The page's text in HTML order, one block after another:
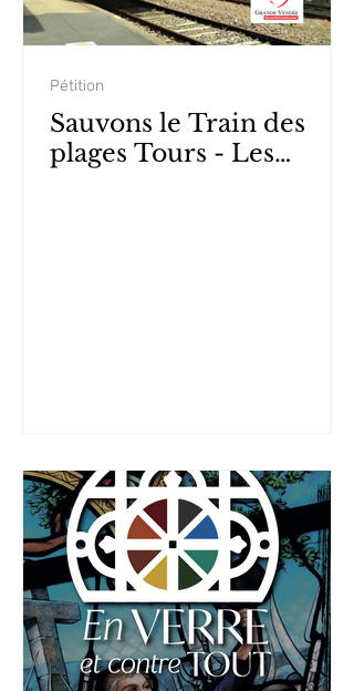
Sauvons le Train des
plages Tours - Les
Pétition